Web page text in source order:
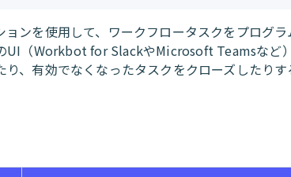
ョンを使用して、ワークフロータスクをプログ
UI（Workbot for SlackやMicrosoft Teamsなど
り、有効でなくなったタスクをクローズしたり